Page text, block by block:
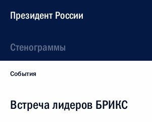
Президент России
Стенограммы
События
Встреча лидеров БРИКС